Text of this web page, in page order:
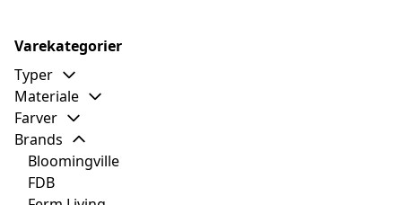
Varekategorier
Typer
Materiale
Farver
Brands
Bloomingville
FDB